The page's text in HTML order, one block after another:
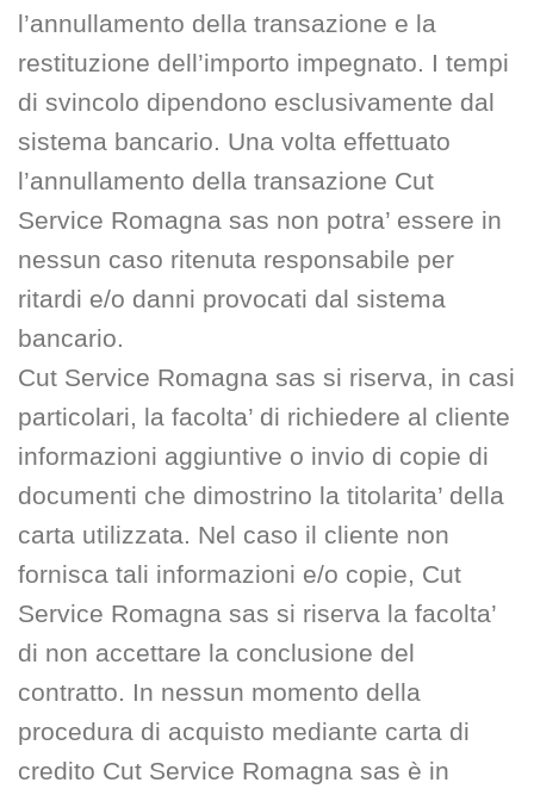
l’annullamento della transazione e la
restituzione dell’importo impegnato. I tempi
di svincolo dipendono esclusivamente dal
sistema bancario. Una volta effettuato
l’annullamento della transazione Cut
Service Romagna sas non potra’ essere in
nessun caso ritenuta responsabile per
ritardi e/o danni provocati dal sistema
bancario.
Cut Service Romagna sas si riserva, in casi
particolari, la facolta’ di richiedere al cliente
informazioni aggiuntive o invio di copie di
documenti che dimostrino la titolarita’ della
carta utilizzata. Nel caso il cliente non
fornisca tali informazioni e/o copie, Cut
Service Romagna sas si riserva la facolta’
di non accettare la conclusione del
contratto. In nessun momento della
procedura di acquisto mediante carta di
credito Cut Service Romagna sas è in